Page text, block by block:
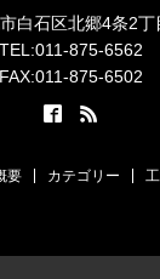
白石区北郷4条2丁
TEL:011-875-6562
FAX:011-875-6502
要 カテゴリー